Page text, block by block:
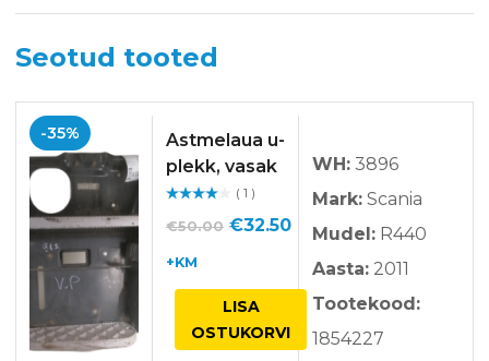
Seotud tooted
-35%
Astmelaua u-
plekk, vasak
guga
/ 5
( 1 )
€50.00 Algne
oli:
€50.00.
€32.50Praegune
hind
on:
€32.50.
+KM
LISA
OSTUKORVI
WH: 3896
Mark: Scania
Mudel: R440
Aasta: 2011
Tootekood:
1854227